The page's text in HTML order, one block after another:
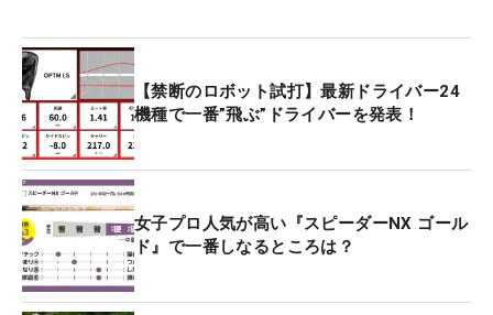
【禁断のロボット試打】最新ドライバー24
機種で一番”飛ぶ”ドライバーを発表！
女子プロ人気が高い『スピーダーNX ゴール
ド』で一番しなるところは？